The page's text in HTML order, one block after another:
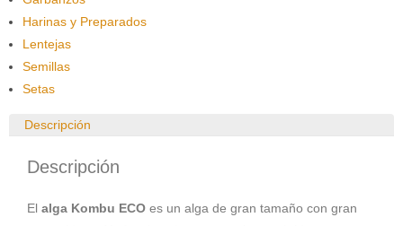
Harinas y Preparados
Lentejas
Semillas
Setas
Descripción
Descripción
El alga Kombu ECO es un alga de gran tamaño con gran